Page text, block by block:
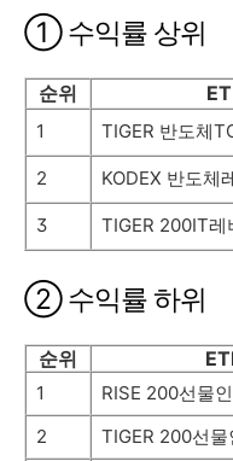
① 수익률 상위
순위
1 TIGER 반도체
2 KODEX 반도체
3 TIGER 200IT레
② 수익률 하위
순위
1 RISE 200선물
2
TIGER 200선